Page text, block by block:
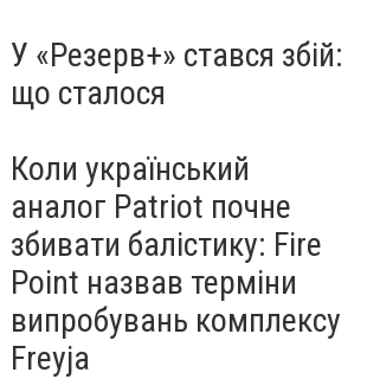
У «Резерв+» стався збій:
що сталося
Коли український
аналог Patriot почне
збивати балістику: Fire
Point назвав терміни
випробувань комплексу
Freyja